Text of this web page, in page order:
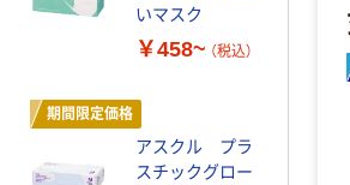
いマスク
￥458~ （税込）
期間限定価格
アスクル プラ
スチックグロー